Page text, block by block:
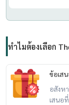
ทำไมต้องเลือก
ข้อเส
อสังห
เสนอ